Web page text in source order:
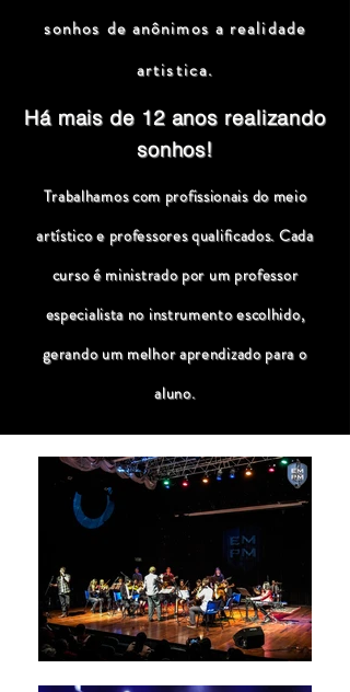
sonhos de anônimos a realidade
artistica.
Há mais de 12 anos realizando
sonhos!
Trabalhamos com profissionais do meio
artístico e professores qualificados. Cada
curso é ministrado por um professor
especialista no instrumento escolhido,
gerando um melhor aprendizado para o
aluno.